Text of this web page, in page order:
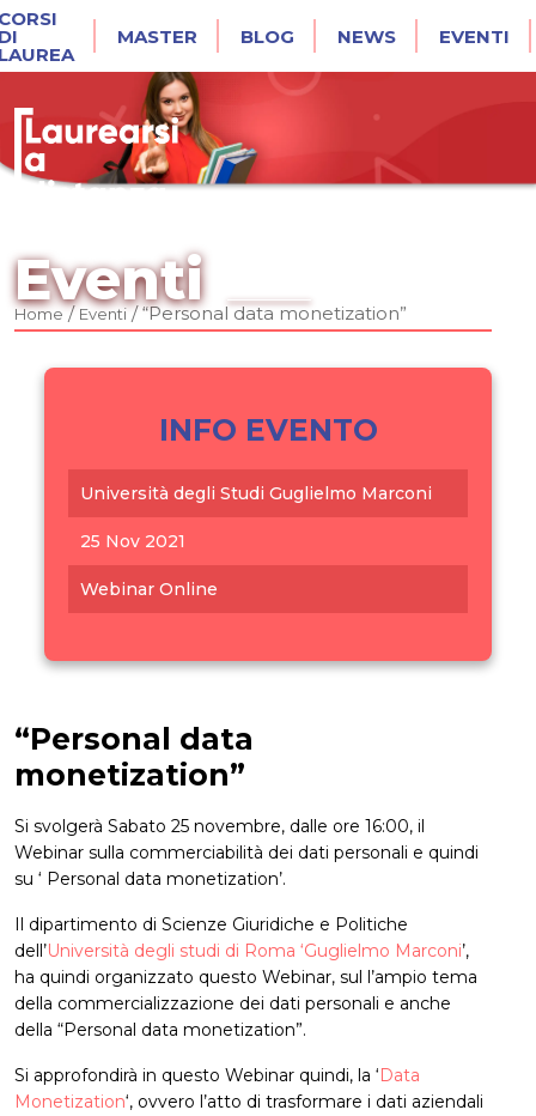
MASTER BLOG NEWS EVENTI
Eventi
Home/Eventi/“Personal data monetization”
INFO EVENTO
Università degli Studi Guglielmo Marconi
25 Nov 2021
Webinar Online
“Personal data
monetization”
Si svolgerà Sabato 25 novembre, dalle ore 16:00, il
Webinar sulla commerciabilità dei dati personali e quindi
su ‘ Personal data monetization’.
Il dipartimento di Scienze Giuridiche e Politiche
dell’Università degli studi di Roma ‘Guglielmo Marconi’,
ha quindi organizzato questo Webinar, sul l’ampio tema
della commercializzazione dei dati personali e anche
della “Personal data monetization”.
Si approfondirà in questo Webinar quindi, la ‘Data
Monetization‘, ovvero l’atto di trasformare i dati aziendali